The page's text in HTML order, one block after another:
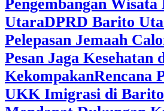
Pengembangan
UtaraDPRD Barito
Pelepasan Jemaah
Pesan Jaga Kesehatan
KekompakanRencana
UKK Imigrasi di